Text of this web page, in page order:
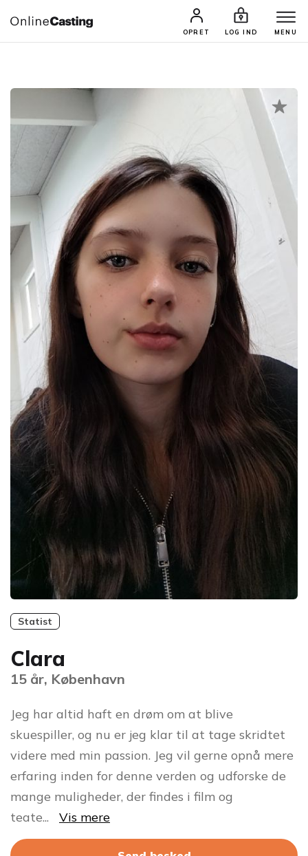
OPRET LOG IND MENU
CASTINGS & JOBS SØG PROFIL
Statist
Clara
15 år, København
Jeg har altid haft en drøm om at blive
skuespiller, og nu er jeg klar til at tage skridtet
videre med min passion. Jeg vil gerne opnå mere
erfaring inden for denne verden og udforske de
mange muligheder, der findes i film og
teate... Vis mere